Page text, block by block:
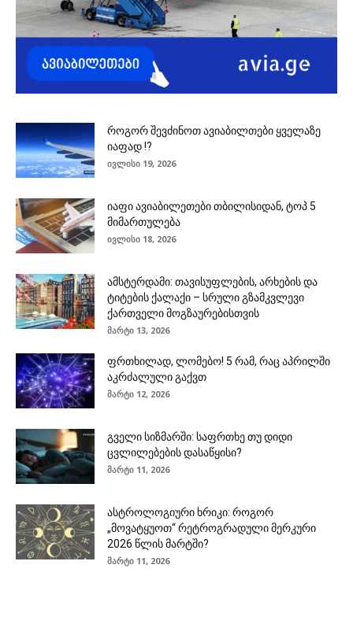
როგორ შევძინოთ ავიაბილთები ყველაზე
იაფად !?
ივლისი 19, 2026
იაფი ავიაბილეთები თბილისიდან, ტოპ 5
მიმართულება
ივლისი 18, 2026
ამსტერდამი: თავისუფლების, არხების და
ტიტების ქალაქი – სრული გზამკვლევი
ქართველი მოგზაურებისთვის
მარტი 13, 2026
ფრთხილად, ლომებო! 5 რამ, რაც აპრილში
აკრძალული გაქვთ
მარტი 12, 2026
გველი სიზმარში: საფრთხე თუ დიდი
ცვლილებების დასაწყისი?
მარტი 11, 2026
ასტროლოგიური ხრიკი: როგორ
„მოვატყუოთ“ რეტროგრადული მერკური
2026 წლის მარტში?
მარტი 11, 2026